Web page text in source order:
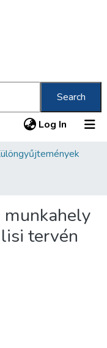
Search
Log In (current)
tervén